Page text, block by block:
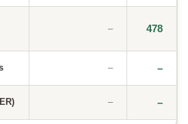
– 478
– –
– –